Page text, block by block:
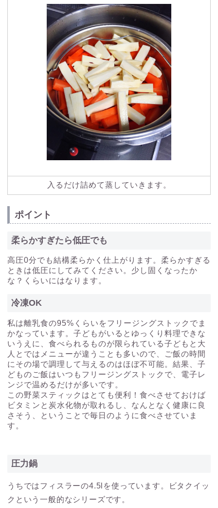
入るだけ詰めて蒸していきます。
ポイント
柔らかすぎたら低圧でも
高圧0分でも結構柔らかく仕上がります。柔らかすぎる
ときは低圧にしてみてください。少し固くなったか
な？くらいにはなります。
冷凍OK
私は離乳食の95%くらいをフリージングストックでま
かなっています。子どもがいるとゆっくり料理できな
いうえに、食べられるものが限られている子どもと大
人とではメニューが違うことも多いので、ご飯の時間
にその場で調理して与えるのはほぼ不可能。結果、子
どものご飯はいつもフリージングストックで、電子レ
ンジで温めるだけが多いです。
この野菜スティックはとても便利！食べさせておけば
ビタミンと炭水化物が取れるし、なんとなく健康に良
さそう、ということで毎日のように食べさせていま
す。
圧力鍋
うちではフィスラーの4.5lを使っています。ビタクイッ
クという一般的なシリーズです。